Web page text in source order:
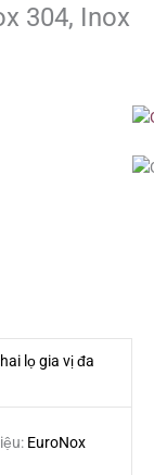
304, Inox
lọ gia vị đa
EuroNox